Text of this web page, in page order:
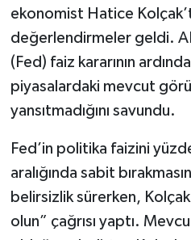
ekonomist Hatice
değerlendirmeler geldi.
(Fed) faiz kararının
piyasalardaki mevcut
yansıtmadığını savundu.
Fed’in politika faizini
aralığında sabit
belirsizlik sürerken, Kolçak
olun” çağrısı yaptı.